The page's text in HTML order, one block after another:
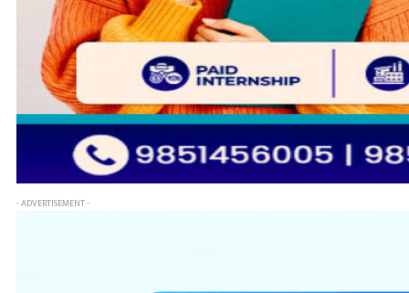
- ADVERTISEMENT -